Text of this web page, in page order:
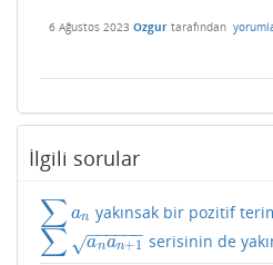
6 Ağustos 2023 Ozgur tarafından
İlgili sorular
∑ an
∑a yakınsak bir pozitif
∑ anan+1
− −
−−−−
√
∑a an+1 serisinin de